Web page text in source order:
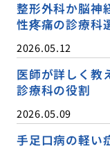
整形外科か脳神
性疼痛の診療科
2026.05.12
医師が詳しく教
診療科の役割
2026.05.09
手足口病の軽い